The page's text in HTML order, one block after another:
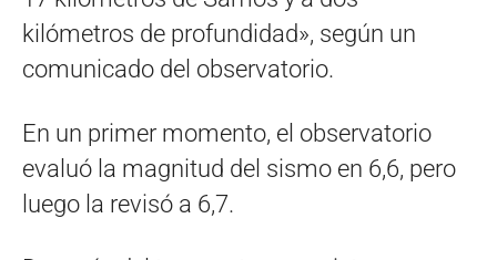
kilómetros de profundidad», según un
comunicado del observatorio.
En un primer momento, el observatorio
evaluó la magnitud del sismo en 6,6, pero
luego la revisó a 6,7.